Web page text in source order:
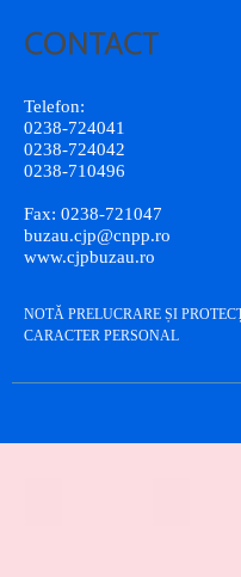
Telefon:
0238-724041
0238-724042
0238-710496
Fax: 0238-721047
buzau.cjp@cnpp.ro
www.cjpbuzau.ro
NOTĂ PRELUCRARE ȘI
CARACTER PERSONAL